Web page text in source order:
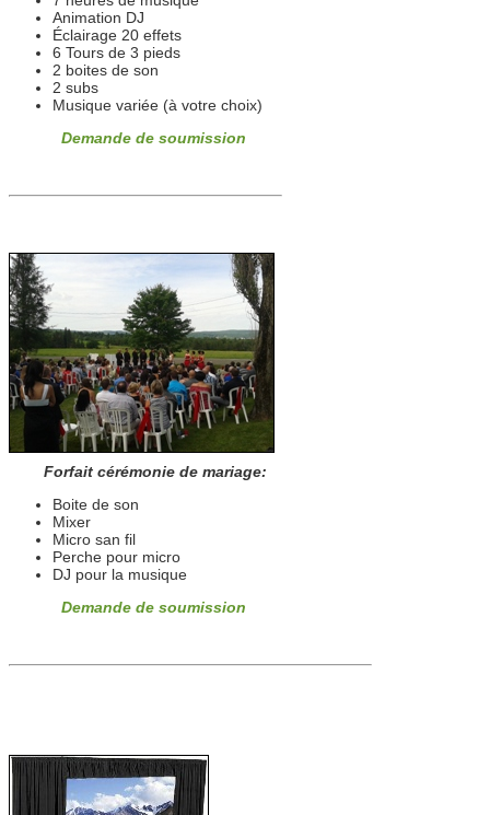
Animation DJ
Éclairage 20 effets
6 Tours de 3 pieds
2 boites de son
2 subs
Musique variée (à votre choix)
Demande de soumission
Forfait cérémonie de mariage:
Boite de son
Mixer
Micro san fil
Perche pour micro
DJ pour la musique
Demande de soumission